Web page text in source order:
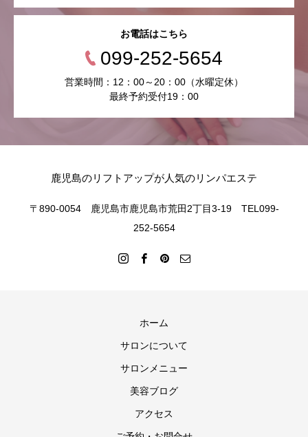
お電話はこちら
099-252-5654
営業時間：12：00～20：00（水曜定休）
最終予約受付19：00
鹿児島のリフトアップが人気のリンパエステ
〒890-0054 鹿児島市鹿児島市荒田2丁目3-19 TEL099-
252-5654
ホーム
サロンについて
サロンメニュー
美容ブログ
アクセス